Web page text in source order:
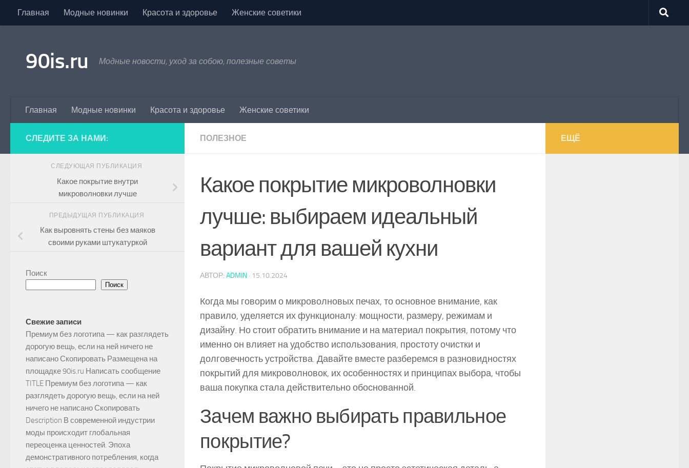
Skip to content
Главная Модные новинки Красота и здоровье Женские советики
90is.ru Модные новости, уход за собою, полезные советы
Главная Модные новинки Красота и здоровье Женские советики
ПОЛЕЗНОЕ
Какое покрытие микроволновки
лучше: выбираем идеальный
вариант для вашей кухни
АВТОР: ADMIN · 15.10.2024
Когда мы говорим о микроволновых печах, то основное внимание, как
правило, уделяется их функционалу: мощности, размеру, режимам и
дизайну. Но стоит обратить внимание и на материал покрытия, потому что
именно он влияет на удобство использования, простоту очистки и
долговечность устройства. Давайте вместе разберемся в разновидностях
покрытий для микроволновок, их особенностях и принципах выбора, чтобы
ваша покупка стала действительно обоснованной.
Зачем важно выбирать правильное
покрытие?
СЛЕДИТЕ ЗА НАМИ:
СЛЕДУЮЩАЯ ПУБЛИКАЦИЯ
Какое покрытие внутри
микроволновки лучше
ПРЕДЫДУЩАЯ ПУБЛИКАЦИЯ
Как выровнять стены без маяков
своими руками штукатуркой
Поиск
Поиск
Свежие записи
Премиум без логотипа — как разглядеть
дорогую вещь, если на ней ничего не
написано Скопировать Размещена на
площадке 90is.ru Написать сообщение
TITLE Премиум без логотипа — как
разглядеть дорогую вещь, если на ней
ничего не написано Скопировать
Description В современной индустрии
моды происходит глобальная
переоценка ценностей. Эпоха
демонстративного потребления, когда
ЕЩЁ